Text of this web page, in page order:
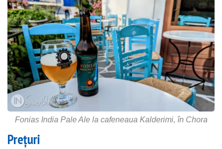
Fonias India Pale Ale la cafeneaua Kalderimi, în Chora
Prețuri